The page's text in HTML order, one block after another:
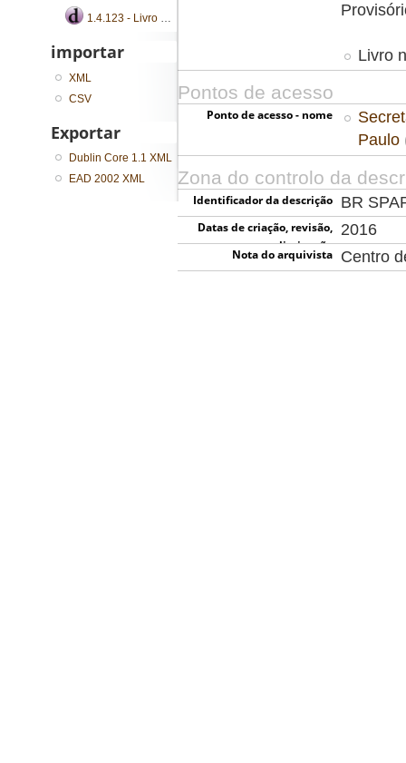
Livro
Pontos de acesso
Ponto de acesso - nome
Paulo
Zona do controlo da
Identificador da descrição BR
Datas de criação, revisão,
eliminação
2016
Nota do arquivista Centro
1.4.123 - Livro de registro de ofícios
importar
XML
CSV
Exportar
Dublin Core 1.1 XML
EAD 2002 XML